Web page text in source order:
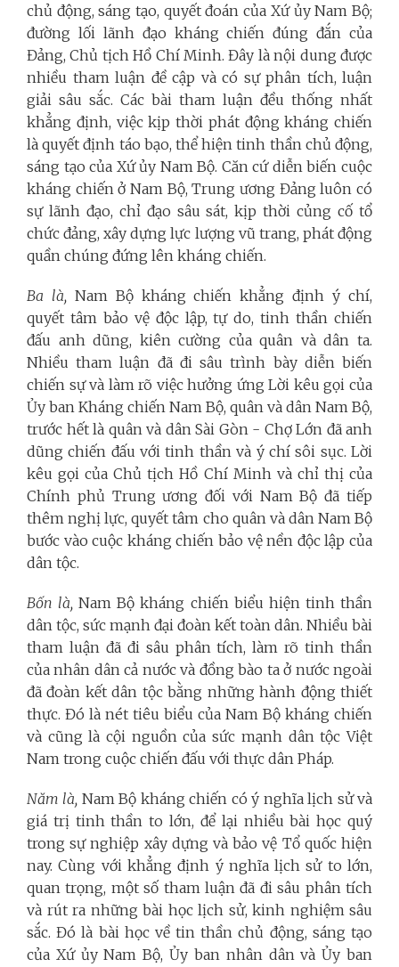
chủ động, sáng tạo, quyết đoán của Xứ ủy Nam Bộ;
đường lối lãnh đạo kháng chiến đúng đắn của
Đảng, Chủ tịch Hồ Chí Minh. Đây là nội dung được
nhiều tham luận đề cập và có sự phân tích, luận
giải sâu sắc. Các bài tham luận đều thống nhất
khẳng định, việc kịp thời phát động kháng chiến
là quyết định táo bạo, thể hiện tinh thần chủ động,
sáng tạo của Xứ ủy Nam Bộ. Căn cứ diễn biến cuộc
kháng chiến ở Nam Bộ, Trung ương Đảng luôn có
sự lãnh đạo, chỉ đạo sâu sát, kịp thời củng cố tổ
chức đảng, xây dựng lực lượng vũ trang, phát động
quần chúng đứng lên kháng chiến.
Ba là, Nam Bộ kháng chiến khẳng định ý chí,
quyết tâm bảo vệ độc lập, tự do, tinh thần chiến
đấu anh dũng, kiên cường của quân và dân ta.
Nhiều tham luận đã đi sâu trình bày diễn biến
chiến sự và làm rõ việc hưởng ứng Lời kêu gọi của
Ủy ban Kháng chiến Nam Bộ, quân và dân Nam Bộ,
trước hết là quân và dân Sài Gòn - Chợ Lớn đã anh
dũng chiến đấu với tinh thần và ý chí sôi sục. Lời
kêu gọi của Chủ tịch Hồ Chí Minh và chỉ thị của
Chính phủ Trung ương đối với Nam Bộ đã tiếp
thêm nghị lực, quyết tâm cho quân và dân Nam Bộ
bước vào cuộc kháng chiến bảo vệ nền độc lập của
dân tộc.
Bốn là,Nam Bộ kháng chiến biểu hiện tinh thần
dân tộc, sức mạnh đại đoàn kết toàn dân. Nhiều bài
tham luận đã đi sâu phân tích, làm rõ tinh thần
của nhân dân cả nước và đồng bào ta ở nước ngoài
đã đoàn kết dân tộc bằng những hành động thiết
thực. Đó là nét tiêu biểu của Nam Bộ kháng chiến
và cũng là cội nguồn của sức mạnh dân tộc Việt
Nam trong cuộc chiến đấu với thực dân Pháp.
Năm là, Nam Bộ kháng chiến có ý nghĩa lịch sử và
giá trị tinh thần to lớn, để lại nhiều bài học quý
trong sự nghiệp xây dựng và bảo vệ Tổ quốc hiện
nay. Cùng với khẳng định ý nghĩa lịch sử to lớn,
quan trọng, một số tham luận đã đi sâu phân tích
và rút ra những bài học lịch sử, kinh nghiệm sâu
sắc. Đó là bài học về tin thần chủ động, sáng tạo
của Xứ ủy Nam Bộ, Ủy ban nhân dân và Ủy ban